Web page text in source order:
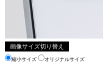
画像サイズ切り替え
縮小サイズ オリジナルサイズ